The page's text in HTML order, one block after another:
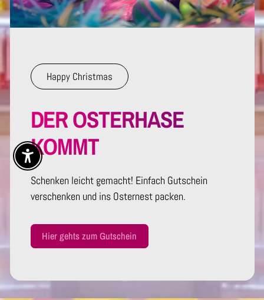
Happy Christmas
DER OSTERHASE
KOMMT
Schenken leicht gemacht! Einfach Gutschein
verschenken und ins Osternest packen.
Hier gehts zum Gutschein
Enable Accessibility